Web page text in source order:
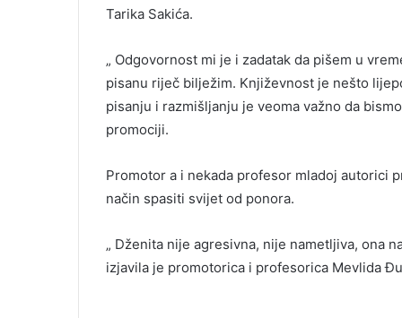
Tarika Sakića.
„ Odgovornost mi je i zadatak da pišem u
pisanu riječ bilježim. Književnost je nešto
pisanju i razmišljanju je veoma važno da
promociji.
Promotor a i nekada profesor mladoj autorici
način spasiti svijet od ponora.
„ Dženita nije agresivna, nije nametljiva, ona
izjavila je promotorica i profesorica Mevlida